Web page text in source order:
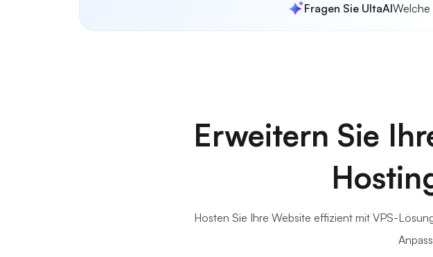
Fragen Sie UltaAIWelche
Erweitern Sie
Hosten Sie Ihre Website effizient mit VPS-